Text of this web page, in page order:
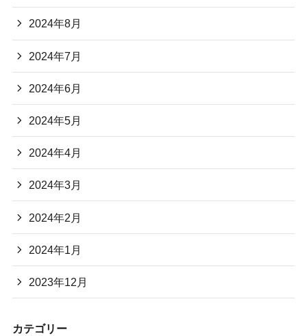
2024年8月
2024年7月
2024年6月
2024年5月
2024年4月
2024年3月
2024年2月
2024年1月
2023年12月
カテゴリー